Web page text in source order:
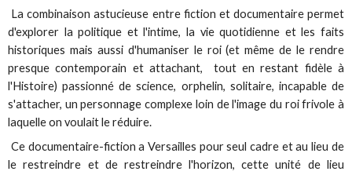
La combinaison astucieuse entre fiction et documentaire permet
d'explorer la politique et l'intime, la vie quotidienne et les faits
historiques mais aussi d'humaniser le roi (et même de le rendre
presque contemporain et attachant, tout en restant fidèle à
l'Histoire) passionné de science, orphelin, solitaire, incapable de
s'attacher, un personnage complexe loin de l'image du roi frivole à
laquelle on voulait le réduire.
Ce documentaire-fiction a Versailles pour seul cadre et au lieu de
le restreindre et de restreindre l'horizon, cette unité de lieu